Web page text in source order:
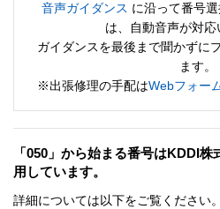
音声ガイダンス に沿って番号
は、自動音声が対応
ガイダンスを最後まで聞かずに
ます。
※出張修理の手配はWebフォー
「050」から始まる番号はKDDI
用しています。
詳細については以下をご覧ください。